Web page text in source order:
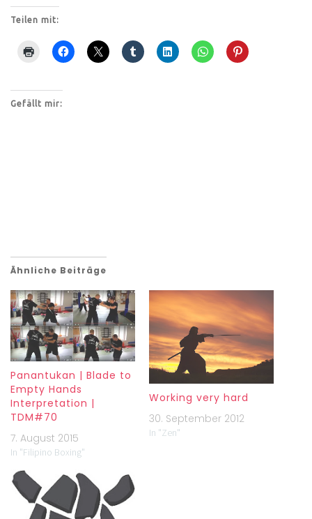
Teilen mit:
Gefällt mir:
Ähnliche Beiträge
Panantukan | Blade to
Empty Hands
Interpretation |
TDM#70
7. August 2015
In "Filipino Boxing"
Working very hard
30. September 2012
In "Zen"